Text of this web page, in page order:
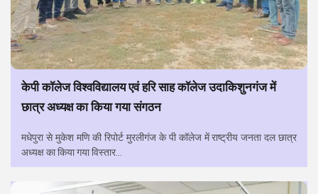
केपी कॉलेज विश्वविद्यालय एवं हरि साह कॉलेज उदाकिशुनगंज में
छात्र अध्यक्ष का किया गया संगठन
मधेपुरा से मुकेश मणि की रिपोर्ट मुरलीगंज के पी कॉलेज में राष्ट्रीय जनता दल छात्र
अध्यक्ष का किया गया विस्तार...